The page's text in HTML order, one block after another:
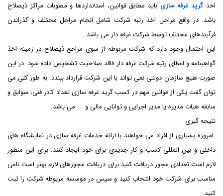
اخذگرید غرفه سازی باید مطابق قوانین، استانداردها و مصوبات مراکز ذیصلاح
باشد. در واقع مراحل اخذ رتبه شرکت شامل انجام مراحل مختلف و گذراندن
فرآیندهای مختلف توسط شرکت غرفه دار می باشد.
این احتمال وجود دارد که شرکت مربوطه از سوی مراجع ذیصلاح در زمینه اخذ
گواهینامه و اعطای رتبه شرکت غرفه دار فاقد صلاحیت تشخیص داده شود. در این
صورت هیچ سازمان دولتی نمی تواند با این شرکت قرارداد ببندد. به طور کلی می
توان گفت یکی از قوانین مهم در کسب گرید غرفه سازی تعداد کادر فنی، سوابق و
سابقه هیات مدیره یا مدیر اجرایی و توانایی مالی و ... می باشد.
نتیجه گیری
امروزه بسیاری از افراد می خواهند با ارائه خدمات غرفه سازی در نمایشگاه های
داخلی و بین المللی کسب و کار جدیدی برای خود ایجاد کنند. برای این منظور
لازم است تعدادی مجوز دریافت کنید.برای دریافت مجوزهای لازم بهتر است نامی
مناسب برای شرکت خود انتخاب کنید و سپس در موسسه مربوطه شرکت را ثبت
کنید.